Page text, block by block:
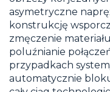
asymetryczne
konstrukcję
zmęczenie
poluźnianie
przypadkach
automatycznie